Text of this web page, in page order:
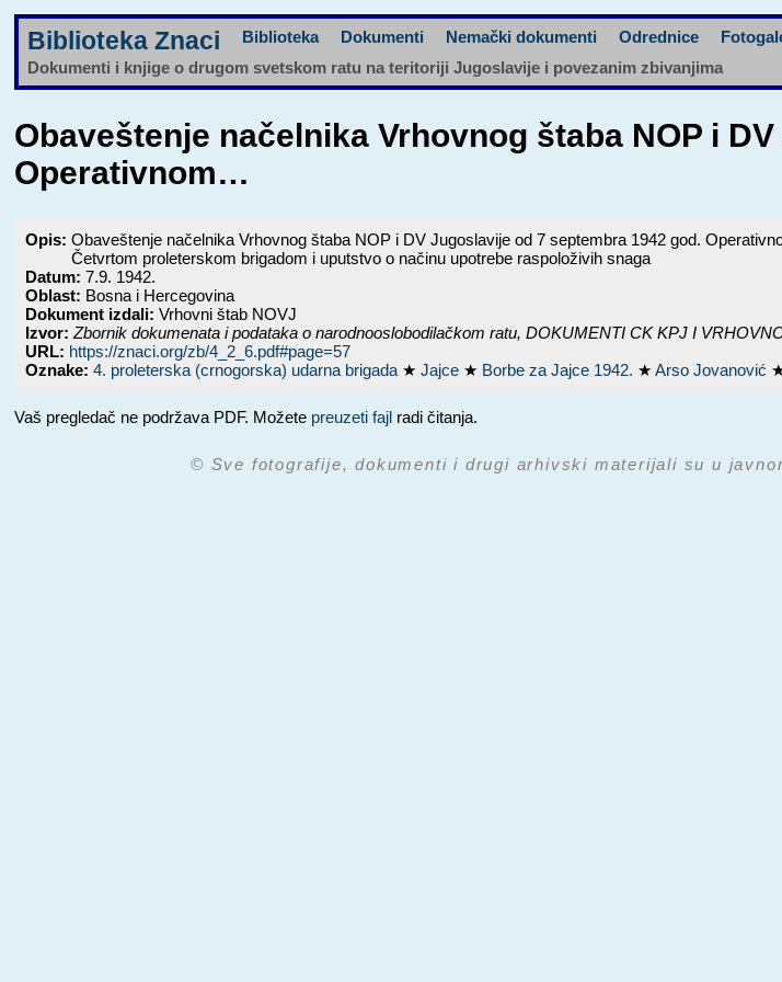
Biblioteka Znaci Biblioteka Dokumenti Nemački dokumenti Odrednice
Dokumenti i knjige o drugom svetskom ratu na teritoriji Jugoslavije i povezanim zbivanjima
Obaveštenje načelnika Vrhovnog štaba NOP i
Operativnom…
Opis:Obaveštenje načelnika Vrhovnog štaba NOP i DV Jugoslavije od 7 septembra 1942 god.
Četvrtom proleterskom brigadom i uputstvo o načinu upotrebe raspoloživih snaga
Datum:7.9. 1942.
Oblast: Bosna i Hercegovina
Dokument izdali: Vrhovni štab NOVJ
Izvor: Zbornik dokumenata i podataka o narodnooslobodilačkom ratu,DOKUMENTI CK KPJ I
URL: https://znaci.org/zb/4_2_6.pdf#page=57
Oznake:4. proleterska (crnogorska) udarna brigada ★Jajce ★ Borbe za Jajce 1942. ★Arso Jovanović
Vaš pregledač ne podržava PDF. Možete preuzeti fajl radi čitanja.
© Sve fotografije, dokumenti i drugi arhivski materijali su u